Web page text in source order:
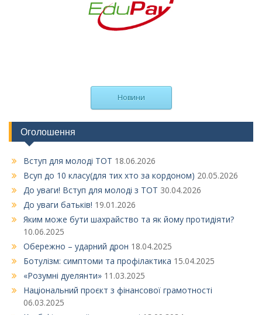
Новини
Оголошення
Вступ для молоді ТОТ 18.06.2026
Всуп до 10 класу(для тих хто за кордоном) 20.05.2026
До уваги! Вступ для молоді з ТОТ 30.04.2026
До уваги батьків! 19.01.2026
Яким може бути шахрайство та як йому протидіяти?
10.06.2025
Обережно – ударний дрон 18.04.2025
Ботулізм: симптоми та профілактика 15.04.2025
«Розумні дуелянти» 11.03.2025
Національний проєкт з фінансової грамотності
06.03.2025